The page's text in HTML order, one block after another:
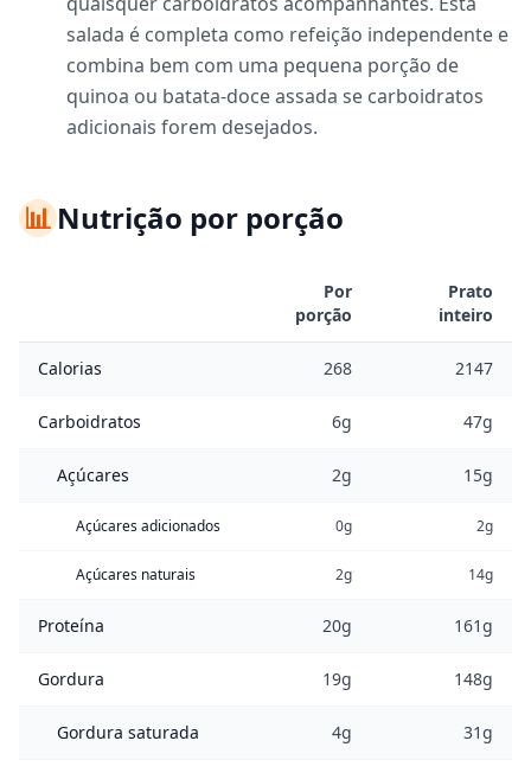
salada é completa como refeição independente e
combina bem com uma pequena porção de
quinoa ou batata-doce assada se carboidratos
adicionais forem desejados.
📊Nutrição por porção
Por
porção
Prato
inteiro
Calorias 268 2147
Carboidratos 6g 47g
Açúcares 2g 15g
Açúcares adicionados 0g 2g
Açúcares naturais 2g 14g
Proteína 20g 161g
Gordura 19g 148g
Gordura saturada 4g 31g